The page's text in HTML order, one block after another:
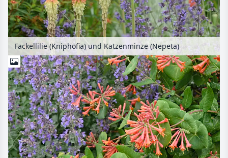
Fackellilie (Kniphofia) und Katzenminze (Nepeta)